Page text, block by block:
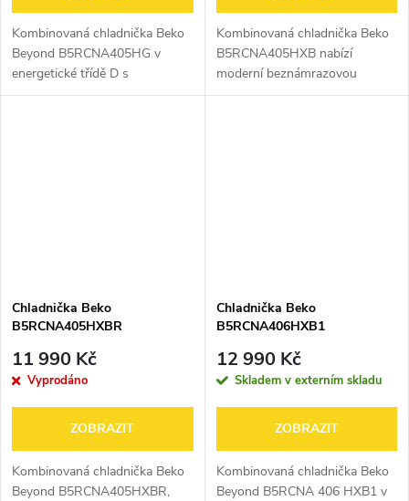
Kombinovaná chladnička Beko
Beyond B5RCNA405HG v
energetické třídě D s
HarvestFresh přihrádkou, která
Kombinovaná chladnička Beko
B5RCNA405HXB nabízí
moderní beznámrazovou
technologii NeoFrost™ s
Chladnička Beko
B5RCNA405HXBR
11 990 Kč
Vyprodáno
ZOBRAZIT
Kombinovaná chladnička Beko
Beyond B5RCNA405HXBR,
Chladnička Beko
B5RCNA406HXB1
12 990 Kč
Skladem v externím skladu
ZOBRAZIT
Kombinovaná chladnička Beko
Beyond B5RCNA 406 HXB1 v